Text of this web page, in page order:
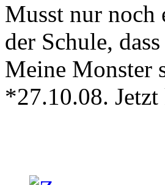
Musst nur noch
der Schule,
Meine Monster
*27.10.08.